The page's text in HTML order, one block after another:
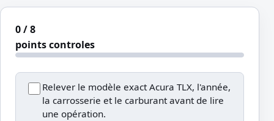
0 / 8
points controles
Relever le modèle exact Acura TLX, l'année,
la carrosserie et le carburant avant de lire
une opération.